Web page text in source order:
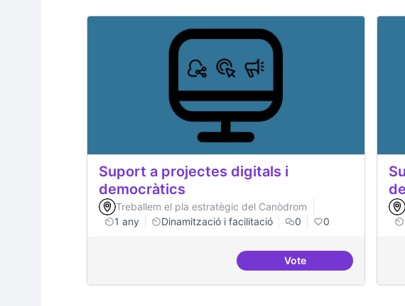
Suport a projectes digitals i
democràtics
Treballem el pla estratègic del Canòdrom
1 any
Dinamització i facilitació 0 0
VoteSuport a projectes